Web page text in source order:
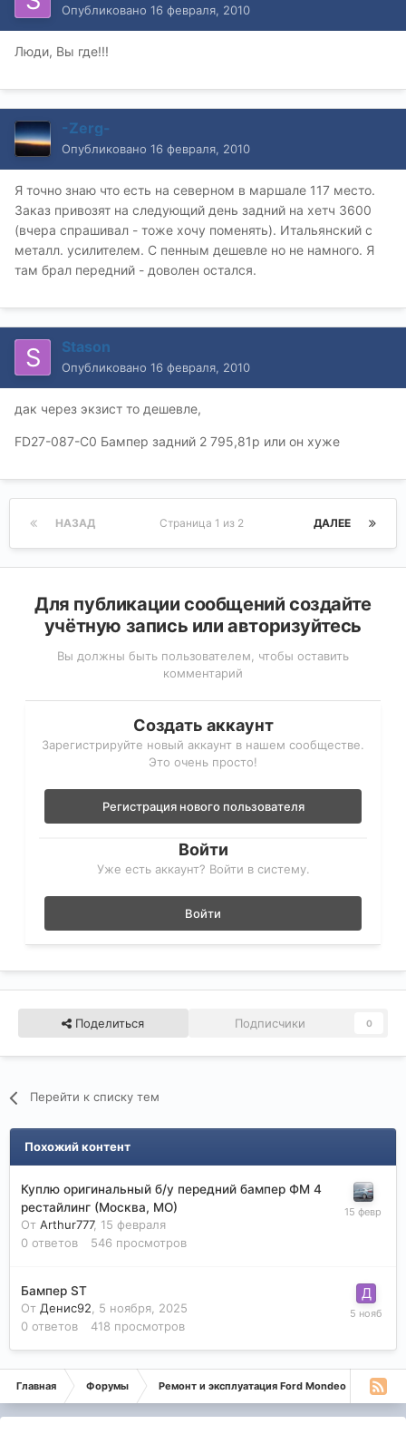
Опубликовано 16 февраля, 2010
Люди, Вы где!!!
-Zerg-
Опубликовано 16 февраля, 2010
Я точно знаю что есть на северном в маршале 117 место.
Заказ привозят на следующий день задний на хетч 3600
(вчера спрашивал - тоже хочу поменять). Итальянский с
металл. усилителем. С пенным дешевле но не намного. Я
там брал передний - доволен остался.
Stason
Опубликовано 16 февраля, 2010
дак через экзист то дешевле,
FD27-087-C0 Бампер задний 2 795,81р или он хуже
НАЗАД ДАЛЕЕ
Страница 1 из 2
Для публикации сообщений создайте
учётную запись или авторизуйтесь
Вы должны быть пользователем, чтобы оставить
комментарий
Создать аккаунт
Зарегистрируйте новый аккаунт в нашем сообществе.
Это очень просто!
Регистрация нового пользователя
Войти
Уже есть аккаунт? Войти в систему.
Войти
Поделиться Подписчики 0
Перейти к списку тем
Похожий контент
Куплю оригинальный б/у передний бампер ФМ 4
рестайлинг (Москва, МО)
От Arthur777, 15 февраля
0 ответов 546 просмотров
Бампер ST
От Денис92
5 ноября, 2025
0 ответов 418 просмотров
Главная Форумы Ремонт и эксплуатация Ford Mondeo